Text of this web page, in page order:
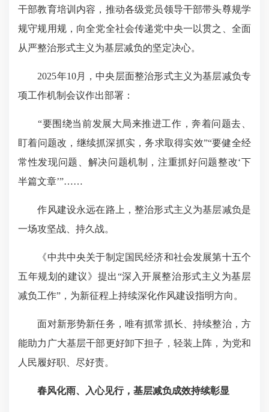
干部教育培训内容，推动各级党员领导干部带头尊规学
规守规用规，向全党全社会传递党中央一以贯之、全面
从严整治形式主义为基层减负的坚定决心。
2025年10月，中央层面整治形式主义为基层减负专
项工作机制会议作出部署：
“要围绕当前发展大局来推进工作，奔着问题去、
盯着问题改，继续抓深抓实，务求取得实效”“要健全经
常性发现问题、解决问题机制，注重抓好问题整改‘下
半篇文章’”……
作风建设永远在路上，整治形式主义为基层减负是
一场攻坚战、持久战。
《中共中央关于制定国民经济和社会发展第十五个
五年规划的建议》提出“深入开展整治形式主义为基层
减负工作”，为新征程上持续深化作风建设指明方向。
面对新形势新任务，唯有抓常抓长、持续整治，方
能助力广大基层干部更好卸下担子，轻装上阵，为党和
人民履好职、尽好责。
春风化雨、入心见行，基层减负成效持续彰显